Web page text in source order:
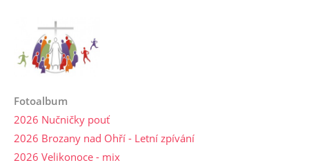
Fotoalbum
2026 Nučničky pouť
2026 Brozany nad Ohří - Letní zpívání
2026 Velikonoce - mix